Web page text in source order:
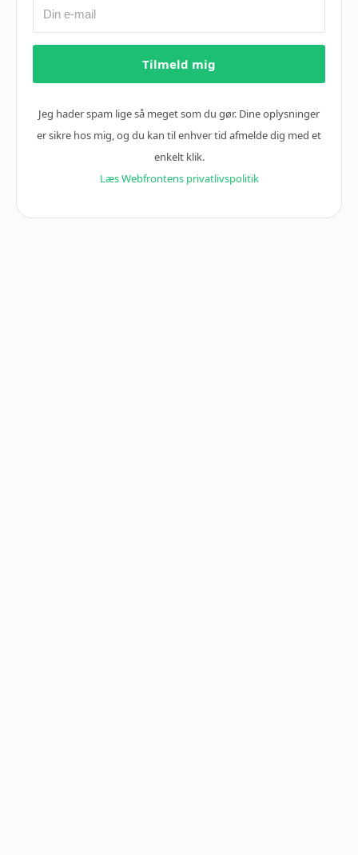
Tilmeld mig
Jeg hader spam lige så meget som du gør. Dine oplysninger
er sikre hos mig, og du kan til enhver tid afmelde dig med et
enkelt klik.
Læs Webfrontens privatlivspolitik